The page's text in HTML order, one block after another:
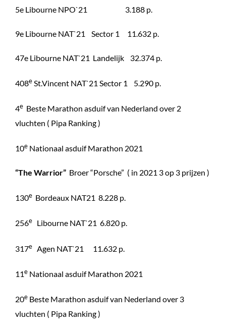
5e Libourne NPO`21 3.188 p.
9e Libourne NAT`21 Sector 1 11.632 p.
47e Libourne NAT`21 Landelijk 32.374 p.
408eSt.Vincent NAT`21 Sector 1 5.290 p.
4e Beste Marathon asduif van Nederland over 2
vluchten ( Pipa Ranking )
10e Nationaal asduif Marathon 2021
“The Warrior” Broer “Porsche” ( in 2021 3 op 3 prijzen )
130e Bordeaux NAT21 8.228 p.
256e Libourne NAT`21 6.820 p.
317e Agen NAT`21 11.632 p.
11e Nationaal asduif Marathon 2021
20e Beste Marathon asduif van Nederland over 3
vluchten ( Pipa Ranking )